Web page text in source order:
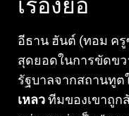
เรื่องย่อ
อีธาน ฮันต์ (ทอม ค
สุดยอดในการขัดข
รัฐบาลจากสถานทูต
เหลวทีมของเขาถูก